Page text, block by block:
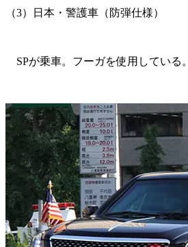
（3）日本・警護車（防弾仕様）
SPが乗車。フーガを使用している。